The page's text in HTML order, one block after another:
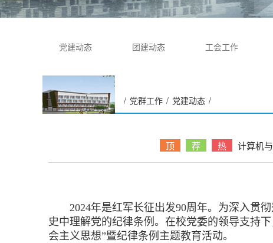
党建动态 团建动态 工会工作
/ 党群工作 / 党建动态 /
国特色社会主义思想”暨纪律
顶 荐 热 计算机
2024年是红军长征出发90周年。为深入贯彻
史中理解党的纪律条例。在校党委的领导支持
会主义思想”暨纪律条例主题教育活动。